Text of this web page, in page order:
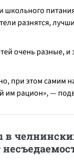
школьного
разнятся,
очень разные, и
при этом самим
им рацион», —
в